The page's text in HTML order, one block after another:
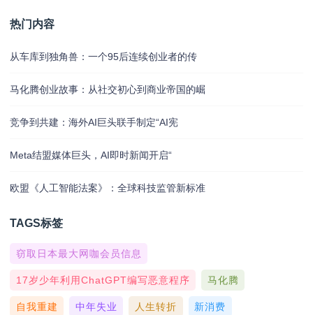
热门内容
从车库到独角兽：一个95后连续创业者的传
马化腾创业故事：从社交初心到商业帝国的崛
竞争到共建：海外AI巨头联手制定“AI宪
Meta结盟媒体巨头，AI即时新闻开启“
欧盟《人工智能法案》：全球科技监管新标准
TAGS标签
窃取日本最大网咖会员信息
17岁少年利用ChatGPT编写恶意程序 马化腾
自我重建 中年失业 人生转折 新消费